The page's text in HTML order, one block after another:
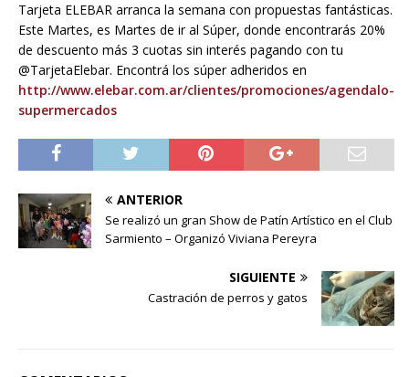
Tarjeta ELEBAR arranca la semana con propuestas fantásticas.
Este Martes, es Martes de ir al Súper, donde encontrarás 20%
de descuento más 3 cuotas sin interés pagando con tu
@TarjetaElebar. Encontrá los súper adheridos en
http://www.elebar.com.ar/clientes/promociones/agendalo-
supermercados
ANTERIOR
Se realizó un gran Show de Patín Artístico en el Club
Sarmiento – Organizó Viviana Pereyra
SIGUIENTE
Castración de perros y gatos